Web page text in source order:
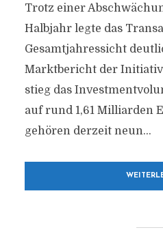
Trotz einer
Halbjahr legte das
Gesamtjahressicht
Marktbericht der
stieg das
auf rund 1,61 Milliarden
gehören derzeit neun...